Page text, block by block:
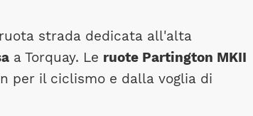
strada dedicata all'alta
a Torquay. Le ruote Partington MKII
per il ciclismo e dalla voglia di